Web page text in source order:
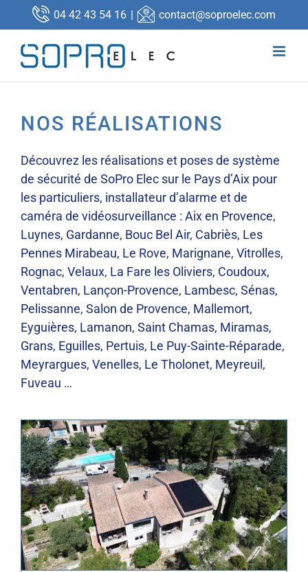
Passer
au
contenu
04 42 43 54 16 | contact@soproelec.com
NOS RÉALISATIONS
Découvrez les réalisations et poses de système
de sécurité de SoPro Elec sur le Pays d’Aix pour
les particuliers, installateur d’alarme et de
caméra de vidéosurveillance : Aix en Provence,
Luynes, Gardanne, Bouc Bel Air, Cabriès, Les
Pennes Mirabeau, Le Rove, Marignane, Vitrolles,
Rognac, Velaux, La Fare les Oliviers, Coudoux,
Ventabren, Lançon-Provence, Lambesc, Sénas,
Pelissanne, Salon de Provence, Mallemort,
Eyguières, Lamanon, Saint Chamas, Miramas,
Grans, Eguilles, Pertuis, Le Puy-Sainte-Réparade,
Meyrargues, Venelles, Le Tholonet, Meyreuil,
Fuveau …
Photovoltaïque Réalisations